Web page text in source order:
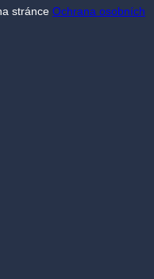
stránce Ochrana osobních